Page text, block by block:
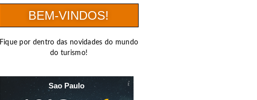
BEM-VINDOS!
Fique por dentro das novidades do mundo
do turismo!
Sao Paulo